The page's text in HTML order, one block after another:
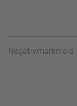
Negativmerkmale